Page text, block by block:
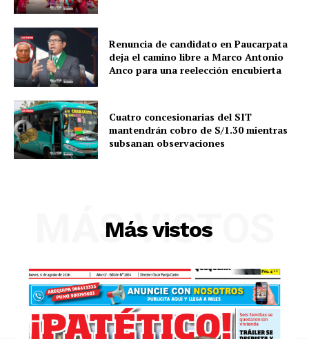
Nosotros
Contacto
Prensa
Renuncia de candidato en Paucarpata
deja el camino libre a Marco Antonio
Anco para una reelección encubierta
Cuatro concesionarias del SIT
mantendrán cobro de S/1.30 mientras
subsanan observaciones
Más vistos
MÁS VISTOS